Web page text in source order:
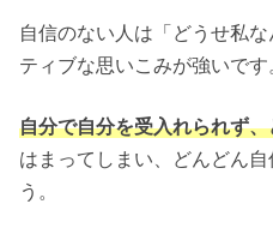
自信のない人は「どうせ私
ティブな思いこみが強いです
自分で自分を受入れられず
はまってしまい、どんどん
う。